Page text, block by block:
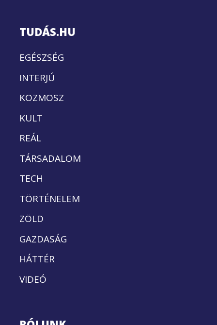
TUDÁS.HU
EGÉSZSÉG
INTERJÚ
KOZMOSZ
KULT
REÁL
TÁRSADALOM
TECH
TÖRTÉNELEM
ZÖLD
GAZDASÁG
HÁTTÉR
VIDEÓ